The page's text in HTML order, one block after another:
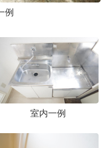
例
室内一例